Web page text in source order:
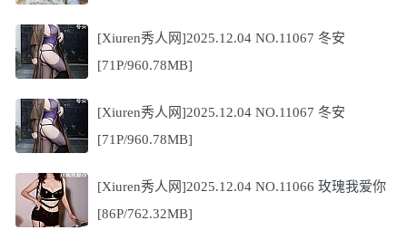
[Xiuren秀人网]2025.12.04 NO.11067 冬安
[71P/960.78MB]
[Xiuren秀人网]2025.12.04 NO.11067 冬安
[71P/960.78MB]
[Xiuren秀人网]2025.12.04 NO.11066 玫瑰我爱你
[86P/762.32MB]